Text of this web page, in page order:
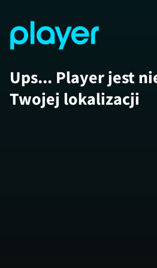
Ups... Player jest
Twojej lokalizacji